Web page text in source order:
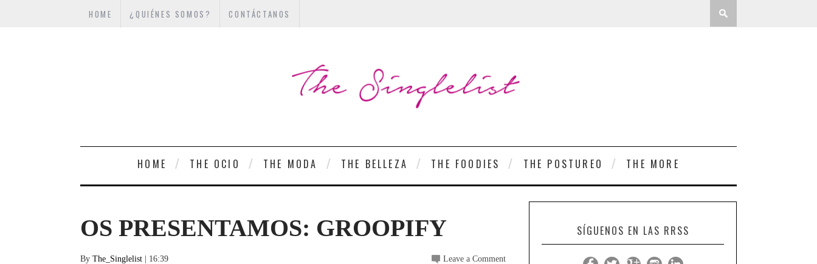
HOME ¿QUIÉNES SOMOS? CONTÁCTANOS
HOME THE OCIO THE MODA THE BELLEZA THE FOODIES THE POSTUREO THE MORE
OS PRESENTAMOS: GROOPIFY
By The_Singlelist | 16:39 Leave a Comment
SÍGUENOS EN LAS RRSS